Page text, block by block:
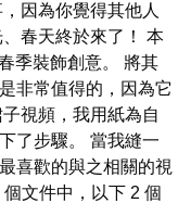
因為你覺得其他人
春天終於來了！ 本
季裝飾創意。 將其
非常值得的，因為它
視頻，我用紙為自
了步驟。 當我縫一
喜歡的與之相關的視
文件中，以下 2 個